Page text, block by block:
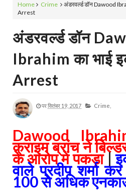
Home Crime
अंडरवर्ल्ड डॉन Dawood
Arrest
अंडरवर्ल्ड डॉन
Ibrahim का भाई
Arrest
परसितंबर 19, 2017 Crime,
Dawood
क्राइम ब्रांच ने
के आरोप में पकड़ा |
वाले प्रदीप शर्मा
100 से अधिक